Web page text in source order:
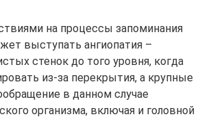
на процессы запоминания
выступать ангиопатия –
стенок до того уровня, когда
из-за перекрытия, а крупные
в данном случае
организма, включая и головной